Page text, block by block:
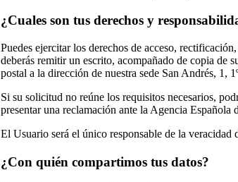
¿Cuales son tus derechos y
Puedes ejercitar los derechos de acceso,
deberás remitir un escrito, acompañado de copia
postal a la dirección de nuestra sede San Andrés, 1,
Si su solicitud no reúne los requisitos necesarios,
presentar una reclamación ante la Agencia Española
El Usuario será el único responsable de la
¿Con quién compartimos tus datos?